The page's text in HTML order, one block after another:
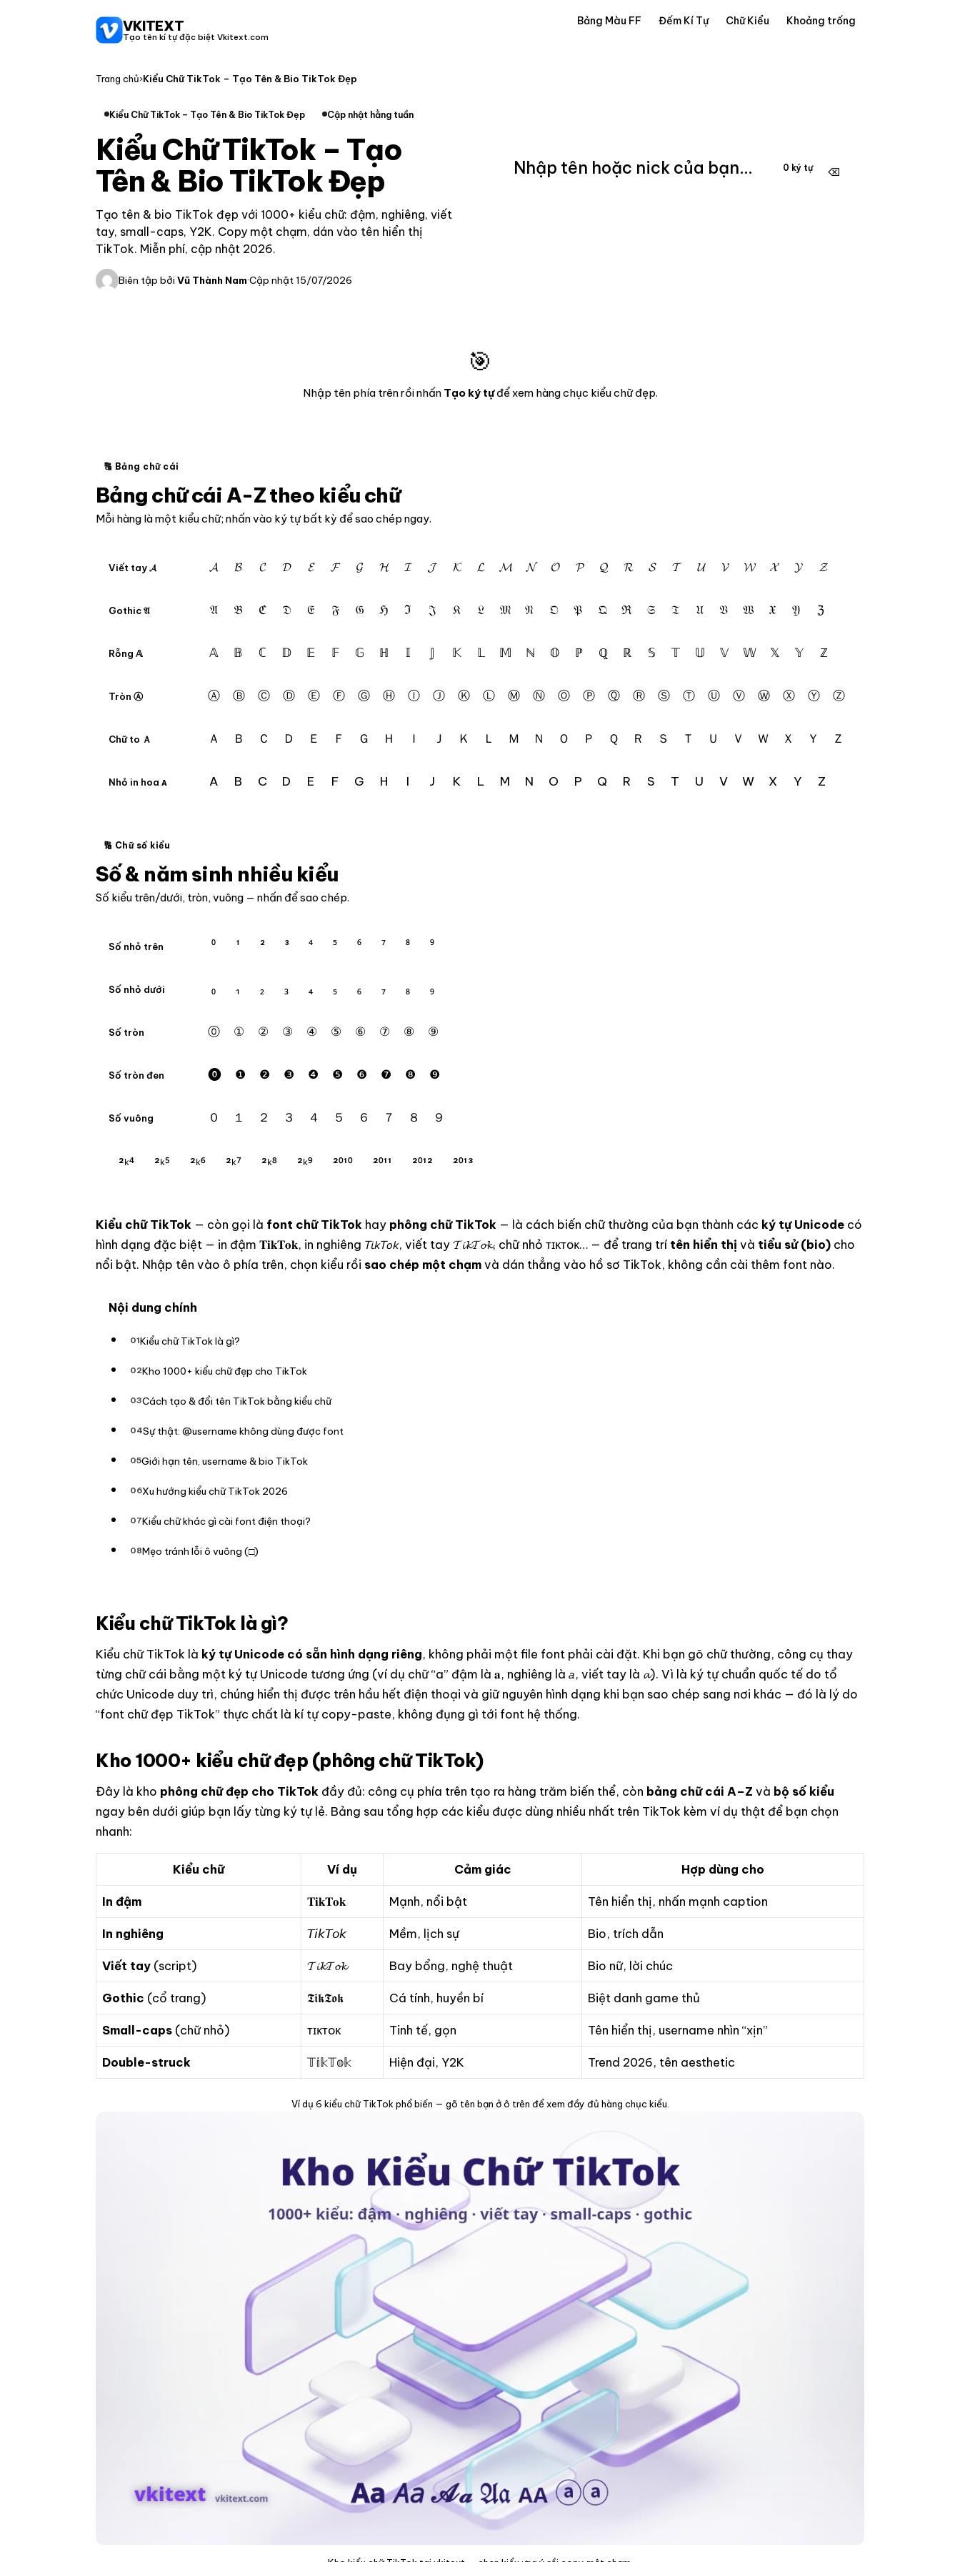
VKITEXT
Tạo tên kí tự đặc biệt Vkitext.com
Bảng Màu FF Đếm Kí Tự Chữ Kiểu Khoảng trống
Trang chủ›Kiểu Chữ TikTok – Tạo Tên & Bio TikTok Đẹp
Kiểu Chữ TikTok – Tạo Tên & Bio TikTok Đẹp Cập nhật hằng tuần
Kiểu Chữ TikTok – Tạo
Tên & Bio TikTok Đẹp
Tạo tên & bio TikTok đẹp với 1000+ kiểu chữ: đậm, nghiêng, viết
tay, small-caps, Y2K. Copy một chạm, dán vào tên hiển thị
TikTok. Miễn phí, cập nhật 2026.
Biên tập bởi Vũ Thành Nam·Cập nhật 15/07/2026
0 ký tự ⌫
🎯
Nhập tên phía trên rồi nhấn Tạo ký tựđể xem hàng chục kiểu chữ đẹp.
🔠 Bảng chữ cái
Bảng chữ cái A-Z theo kiểu chữ
Mỗi hàng là một kiểu chữ; nhấn vào ký tự bất kỳ để sao chép ngay.
Viết tay 𝓐 𝓐 𝓑 𝓒 𝓓 𝓔 𝓕 𝓖 𝓗 𝓘 𝓙 𝓚 𝓛 𝓜 𝓝 𝓞 𝓟 𝓠 𝓡 𝓢 𝓣 𝓤 𝓥 𝓦 𝓧 𝓨 𝓩
Gothic 𝔄 𝔄 𝔅 ℭ 𝔇 𝔈 𝔉 𝔊 ℌ ℑ 𝔍 𝔎 𝔏 𝔐 𝔑 𝔒 𝔓 𝔔 ℜ 𝔖 𝔗 𝔘 𝔙 𝔚 𝔛 𝔜 ℨ
Rỗng 𝔸 𝔸 𝔹 ℂ 𝔻 𝔼 𝔽 𝔾 ℍ 𝕀 𝕁 𝕂 𝕃 𝕄 ℕ 𝕆 ℙ ℚ ℝ 𝕊 𝕋 𝕌 𝕍 𝕎 𝕏 𝕐 ℤ
Tròn Ⓐ Ⓐ Ⓑ Ⓒ Ⓓ Ⓔ Ⓕ Ⓖ Ⓗ Ⓘ Ⓙ Ⓚ Ⓛ Ⓜ Ⓝ Ⓞ Ⓟ Ⓠ Ⓡ Ⓢ Ⓣ Ⓤ Ⓥ Ⓦ Ⓧ Ⓨ Ⓩ
Chữ to Ａ Ａ Ｂ Ｃ Ｄ Ｅ Ｆ Ｇ Ｈ Ｉ Ｊ Ｋ Ｌ Ｍ Ｎ Ｏ Ｐ Ｑ Ｒ Ｓ Ｔ Ｕ Ｖ Ｗ Ｘ Ｙ Ｚ
Nhỏ in hoa ᴀ A B C D E F G H I J K L M N O P Q R S T U V W X Y Z
🔢 Chữ số kiểu
Số & năm sinh nhiều kiểu
Số kiểu trên/dưới, tròn, vuông — nhấn để sao chép.
Số nhỏ trên ⁰ ¹ ² ³ ⁴ ⁵ ⁶ ⁷ ⁸ ⁹
Số nhỏ dưới ₀ ₁ ₂ ₃ ₄ ₅ ₆ ₇ ₈ ₉
Số tròn ⓪ ① ② ③ ④ ⑤ ⑥ ⑦ ⑧ ⑨
Số tròn đen ⓿ ❶ ❷ ❸ ❹ ❺ ❻ ❼ ❽ ❾
Số vuông ０ １ ２ ３ ４ ５ ６ ７ ８ ９
²ᵏ⁴ ²ᵏ⁵ ²ᵏ⁶ ²ᵏ⁷ ²ᵏ⁸ ²ᵏ⁹ ²⁰¹⁰ ²⁰¹¹ ²⁰¹² ²⁰¹³
Kiểu chữ TikTok — còn gọi là font chữ TikTok hay phông chữ TikTok — là cách biến chữ thường của bạn thành các ký tự Unicode có
hình dạng đặc biệt — in đậm 𝐓𝐢𝐤𝐓𝐨𝐤, in nghiêng 𝘛𝘪𝘬𝘛𝘰𝘬, viết tay 𝓣𝓲𝓴𝓣𝓸𝓴, chữ nhỏ ᴛɪᴋᴛᴏᴋ… — để trang trí tên hiển thị và tiểu sử (bio) cho
nổi bật. Nhập tên vào ô phía trên, chọn kiểu rồi sao chép một chạmvà dán thẳng vào hồ sơ TikTok, không cần cài thêm font nào.
Nội dung chính
Kiểu chữ TikTok là gì?
Kho 1000+ kiểu chữ đẹp cho TikTok
Cách tạo & đổi tên TikTok bằng kiểu chữ
Sự thật: @username không dùng được font
Giới hạn tên, username & bio TikTok
Xu hướng kiểu chữ TikTok 2026
Kiểu chữ khác gì cài font điện thoại?
Mẹo tránh lỗi ô vuông (□)
Kiểu chữ TikTok là gì?
Kiểu chữ TikTok là ký tự Unicode có sẵn hình dạng riêng, không phải một file font phải cài đặt. Khi bạn gõ chữ thường, công cụ thay
từng chữ cái bằng một ký tự Unicode tương ứng (ví dụ chữ “a” đậm là 𝐚, nghiêng là 𝘢, viết tay là 𝓪). Vì là ký tự chuẩn quốc tế do tổ
chức Unicode duy trì, chúng hiển thị được trên hầu hết điện thoại và giữ nguyên hình dạng khi bạn sao chép sang nơi khác — đó là lý do
“font chữ đẹp TikTok” thực chất là kí tự copy-paste, không đụng gì tới font hệ thống.
Kho 1000+ kiểu chữ đẹp (phông chữ TikTok)
Đây là kho phông chữ đẹp cho TikTok đầy đủ: công cụ phía trên tạo ra hàng trăm biến thể, còn bảng chữ cái A–Z và bộ số kiểu
ngay bên dưới giúp bạn lấy từng ký tự lẻ. Bảng sau tổng hợp các kiểu được dùng nhiều nhất trên TikTok kèm ví dụ thật để bạn chọn
nhanh:
Kiểu chữ Ví dụ Cảm giác Hợp dùng cho
In đậm 𝐓𝐢𝐤𝐓𝐨𝐤 Mạnh, nổi bật Tên hiển thị, nhấn mạnh caption
In nghiêng 𝘛𝘪𝘬𝘛𝘰𝘬 Mềm, lịch sự Bio, trích dẫn
Viết tay (script) 𝓣𝓲𝓴𝓣𝓸𝓴 Bay bổng, nghệ thuật Bio nữ, lời chúc
Gothic (cổ trang) 𝕿𝖎𝖐𝕿𝖔𝖐 Cá tính, huyền bí Biệt danh game thủ
Small-caps (chữ nhỏ) ᴛɪᴋᴛᴏᴋ Tinh tế, gọn Tên hiển thị, username nhìn “xịn”
Double-struck 𝕋𝕚𝕜𝕋𝕠𝕜 Hiện đại, Y2K Trend 2026, tên aesthetic
Ví dụ 6 kiểu chữ TikTok phổ biến — gõ tên bạn ở ô trên để xem đầy đủ hàng chục kiểu.